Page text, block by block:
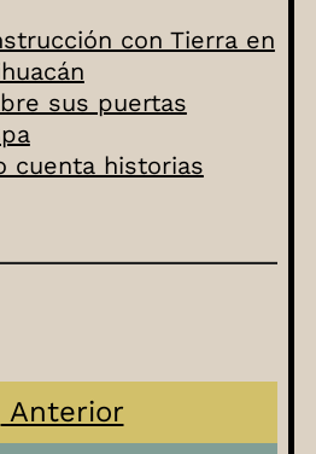
con Tierra en
sus puertas
cuenta historias
Anterior